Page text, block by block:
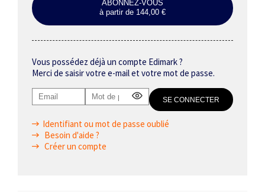
ABONNEZ-VOUS
à partir de 144,00 €
Vous possédez déjà un compte Edimark ?
Merci de saisir votre e-mail et votre mot de passe.
Identifiant ou mot de passe oublié
Besoin d'aide ?
Créer un compte